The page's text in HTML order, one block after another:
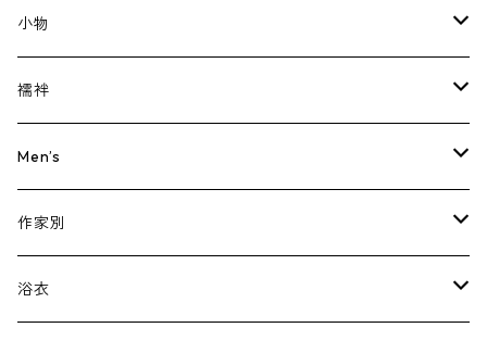
紬
単衣
夏物
訪問着・つけさげ
色無地
半幅帯
洒落袋帯
袋帯
丸帯
兵児帯・その他
羽織
道行
道中着
防寒コート
雨ゴート
小物
帯留
帯締め
帯揚げ
根付
襦袢
長襦袢
肌襦袢
Men’s
着物
帯
作家別
虹の奏苑 はにえ
浴衣